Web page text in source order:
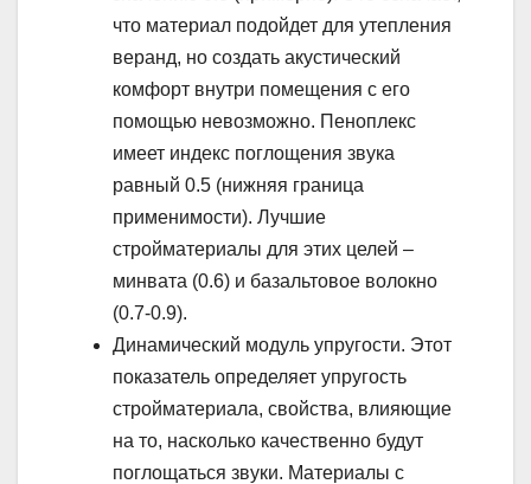
что материал подойдет для утепления
веранд, но создать акустический
комфорт внутри помещения с его
помощью невозможно. Пеноплекс
имеет индекс поглощения звука
равный 0.5 (нижняя граница
применимости). Лучшие
стройматериалы для этих целей –
минвата (0.6) и базальтовое волокно
(0.7-0.9).
Динамический модуль упругости. Этот
показатель определяет упругость
стройматериала, свойства, влияющие
на то, насколько качественно будут
поглощаться звуки. Материалы с